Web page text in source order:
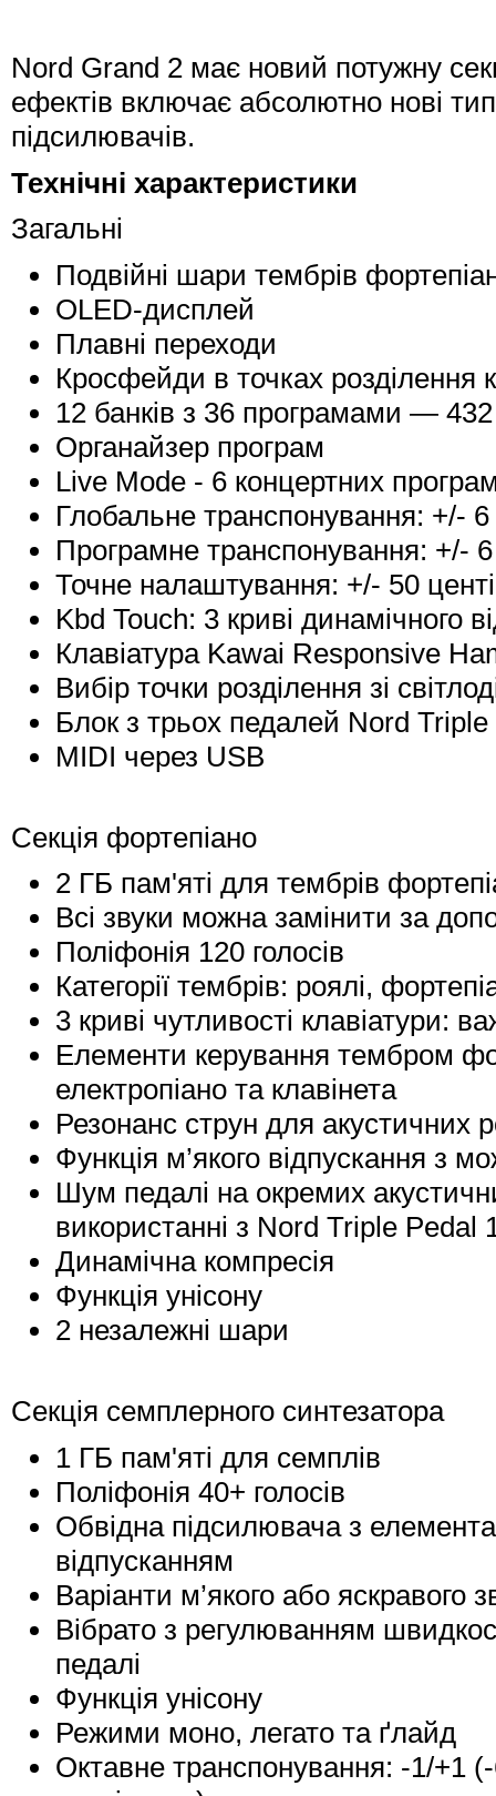
Nord Grand 2 має новий потужну
ефектів включає абсолютно нові
підсилювачів.
Технічні характеристики
Загальні
Подвійні шари тембрів
OLED-дисплей
Плавні переходи
Кросфейди в точках розділення
12 банків з 36 програмами — 432
Органайзер програм
Live Mode - 6 концертних
Глобальне транспонування: +/- 6
Програмне транспонування: +/- 6
Точне налаштування: +/- 50
Kbd Touch: 3 криві динамічного
Клавіатура Kawai Responsive
Вибір точки розділення зі
Блок з трьох педалей Nord Triple
MIDI через USB
Секція фортепіано
2 ГБ пам'яті для тембрів
Всі звуки можна замінити за
Поліфонія 120 голосів
Категорії тембрів: роялі,
3 криві чутливості клавіатури:
Елементи керування тембром
електропіано та клавінета
Резонанс струн для акустичних
Функція м’якого відпускання з
Шум педалі на окремих
використанні з Nord Triple
Динамічна компресія
Функція унісону
2 незалежні шари
Секція семплерного синтезатора
1 ГБ пам'яті для семплів
Поліфонія 40+ голосів
Обвідна підсилювача з
відпусканням
Варіанти м’якого або яскравого
Вібрато з регулюванням
педалі
Функція унісону
Режими моно, легато та ґлайд
Октавне транспонування: -1/+1